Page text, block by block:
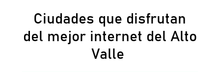
Ciudades que disfrutan
del mejor internet del Alto
Valle